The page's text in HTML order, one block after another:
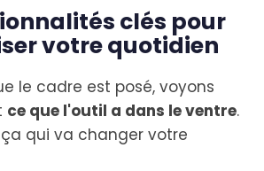
clés pour
votre quotidien
le cadre est posé, voyons
ce que l'outil a dans le ventre.
qui va changer votre